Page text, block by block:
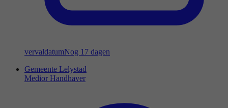
vervaldatumNog 17 dagen
Gemeente Lelystad
Medior Handhaver